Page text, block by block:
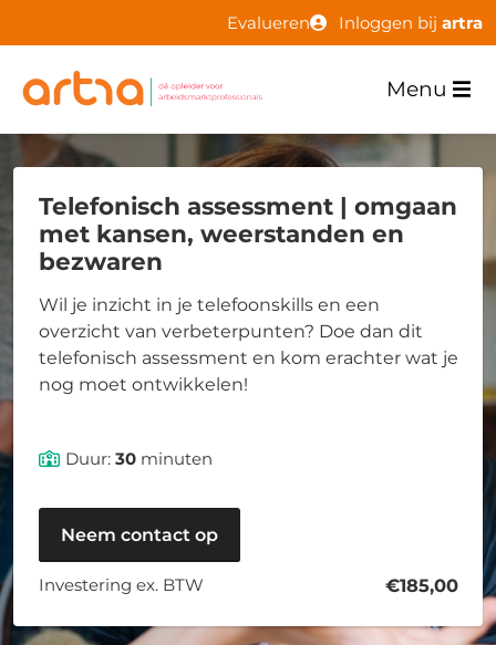
Evalueren Inloggen bij artra
Menu
Telefonisch assessment | omgaan
met kansen, weerstanden en
bezwaren
Wil je inzicht in je telefoonskills en een
overzicht van verbeterpunten? Doe dan dit
telefonisch assessment en kom erachter wat je
nog moet ontwikkelen!
Duur: 30minuten
Neem contact op
Investering ex. BTW €185,00